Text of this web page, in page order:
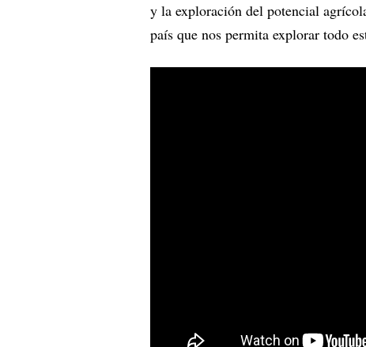
y la exploración del potencial
país que nos permita explorar todo